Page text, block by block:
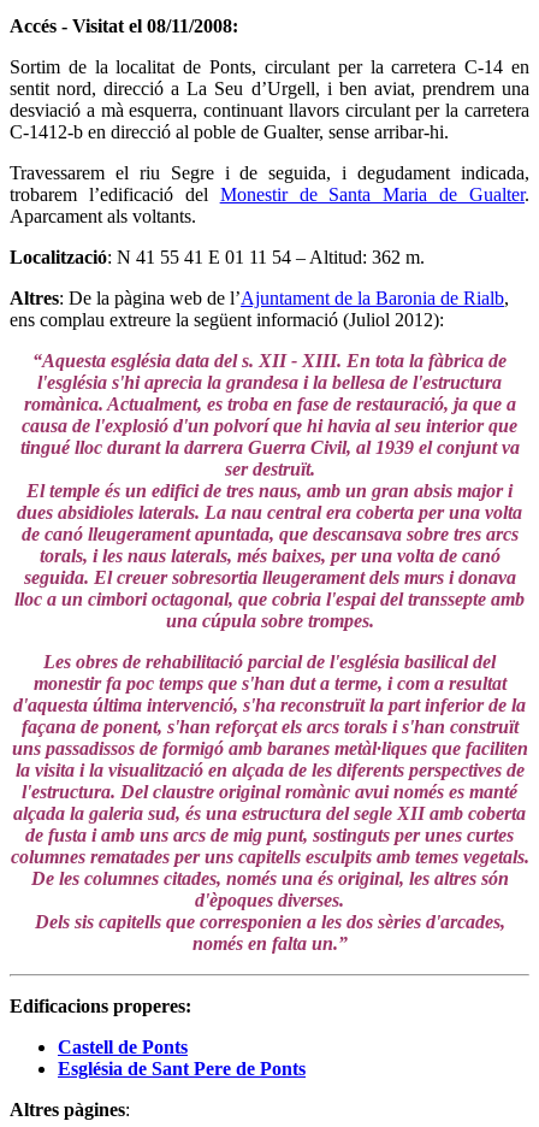
Accés - Visitat el 08/11/2008:
Sortim de la localitat de Ponts, circulant per la carretera C-14 en
sentit nord, direcció a La Seu d’Urgell, i ben aviat, prendrem una
desviació a mà esquerra, continuant llavors circulant per la carretera
C-1412-b en direcció al poble de Gualter, sense arribar-hi.
Travessarem el riu Segre i de seguida, i degudament indicada,
trobarem l’edificació del Monestir de Santa Maria de Gualter.
Aparcament als voltants.
Localització: N 41 55 41 E 01 11 54 – Altitud: 362 m.
Altres: De la pàgina web de l’Ajuntament de la Baronia de Rialb,
ens complau extreure la següent informació (Juliol 2012):
“Aquesta església data del s. XII - XIII. En tota la fàbrica de
l'església s'hi aprecia la grandesa i la bellesa de l'estructura
romànica. Actualment, es troba en fase de restauració, ja que a
causa de l'explosió d'un polvorí que hi havia al seu interior que
tingué lloc durant la darrera Guerra Civil, al 1939 el conjunt va
ser destruït.
El temple és un edifici de tres naus, amb un gran absis major i
dues absidioles laterals. La nau central era coberta per una volta
de canó lleugerament apuntada, que descansava sobre tres arcs
torals, i les naus laterals, més baixes, per una volta de canó
seguida. El creuer sobresortia lleugerament dels murs i donava
lloc a un cimbori octagonal, que cobria l'espai del transsepte amb
una cúpula sobre trompes.
Les obres de rehabilitació parcial de l'església basilical del
monestir fa poc temps que s'han dut a terme, i com a resultat
d'aquesta última intervenció, s'ha reconstruït la part inferior de la
façana de ponent, s'han reforçat els arcs torals i s'han construït
uns passadissos de formigó amb baranes metàl·liques que faciliten
la visita i la visualització en alçada de les diferents perspectives de
l'estructura. Del claustre original romànic avui només es manté
alçada la galeria sud, és una estructura del segle XII amb coberta
de fusta i amb uns arcs de mig punt, sostinguts per unes curtes
columnes rematades per uns capitells esculpits amb temes vegetals.
De les columnes citades, només una és original, les altres són
d'èpoques diverses.
Dels sis capitells que corresponien a les dos sèries d'arcades,
només en falta un.”
Edificacions properes:
Castell de Ponts
Església de Sant Pere de Ponts
Altres pàgines: